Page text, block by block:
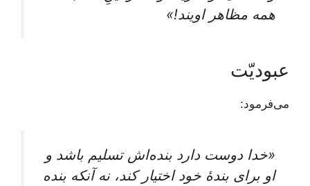
همه مظاهر اویند!»
عبودیّت
می‌فرمود:
«خدا دوست دارد بنده‌اش تسلیم باشد و
او برای بندۀ خود اختیار کند، نه آنکه بنده